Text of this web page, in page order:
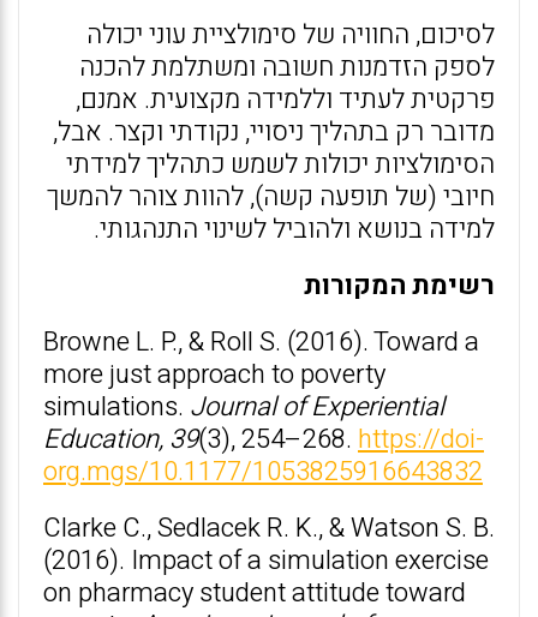
לסיכום, החוויה של סימולציית עוני יכולה
לספק הזדמנות חשובה ומשתלמת להכנה
פרקטית לעתיד וללמידה מקצועית. אמנם,
מדובר רק בתהליך ניסויי, נקודתי וקצר. אבל,
הסימולציות יכולות לשמש כתהליך למידתי
חיובי (של תופעה קשה), להוות צוהר להמשך
למידה בנושא ולהוביל לשינוי התנהגותי.
רשימת המקורות
Browne L. P., & Roll S. (2016). Toward a
more just approach to poverty
simulations. Journal of Experiential
Education, 39(3), 254–268. https://doi-
org.mgs/10.1177/1053825916643832
Clarke C., Sedlacek R. K., & Watson S. B.
(2016). Impact of a simulation exercise
on pharmacy student attitude toward